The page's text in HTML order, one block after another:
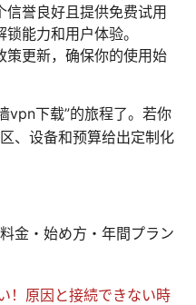
信誉良好且提供免费试用
能力和用户体验。
策更新，确保你的使用始
vpn下载”的旅程了。若你
、设备和预算给出定制化
金・始め方・年間プラン
！原因と接続できない時